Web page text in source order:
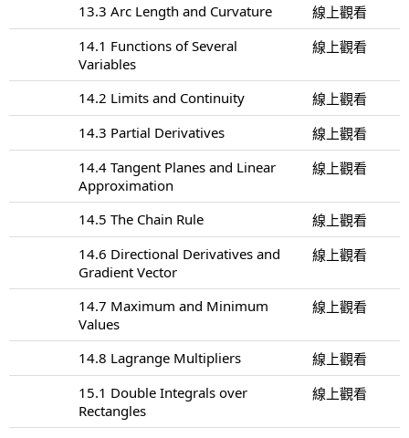
13.3 Arc Length and Curvature
線上觀看
14.1 Functions of Several
Variables
線上觀看
14.2 Limits and Continuity
線上觀看
14.3 Partial Derivatives
線上觀看
14.4 Tangent Planes and Linear
Approximation
線上觀看
14.5 The Chain Rule
線上觀看
14.6 Directional Derivatives and
Gradient Vector
線上觀看
14.7 Maximum and Minimum
Values
線上觀看
14.8 Lagrange Multipliers
線上觀看
15.1 Double Integrals over
Rectangles
線上觀看